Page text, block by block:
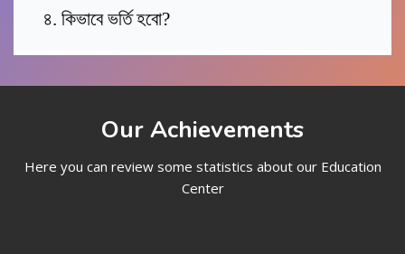
৪. কিভাবে ভর্তি হবো?
Our Achievements
Here you can review some statistics about our Education
Center